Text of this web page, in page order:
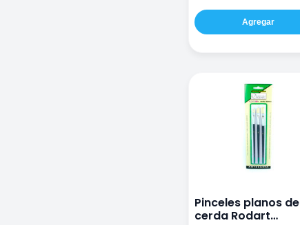
Agregar
Pinceles planos de
cerda Rodart